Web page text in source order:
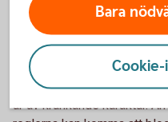
Håll god ton
På våra sociala medier
och saklig ton. Vi kommer
är av kränkande karaktär.
Bara